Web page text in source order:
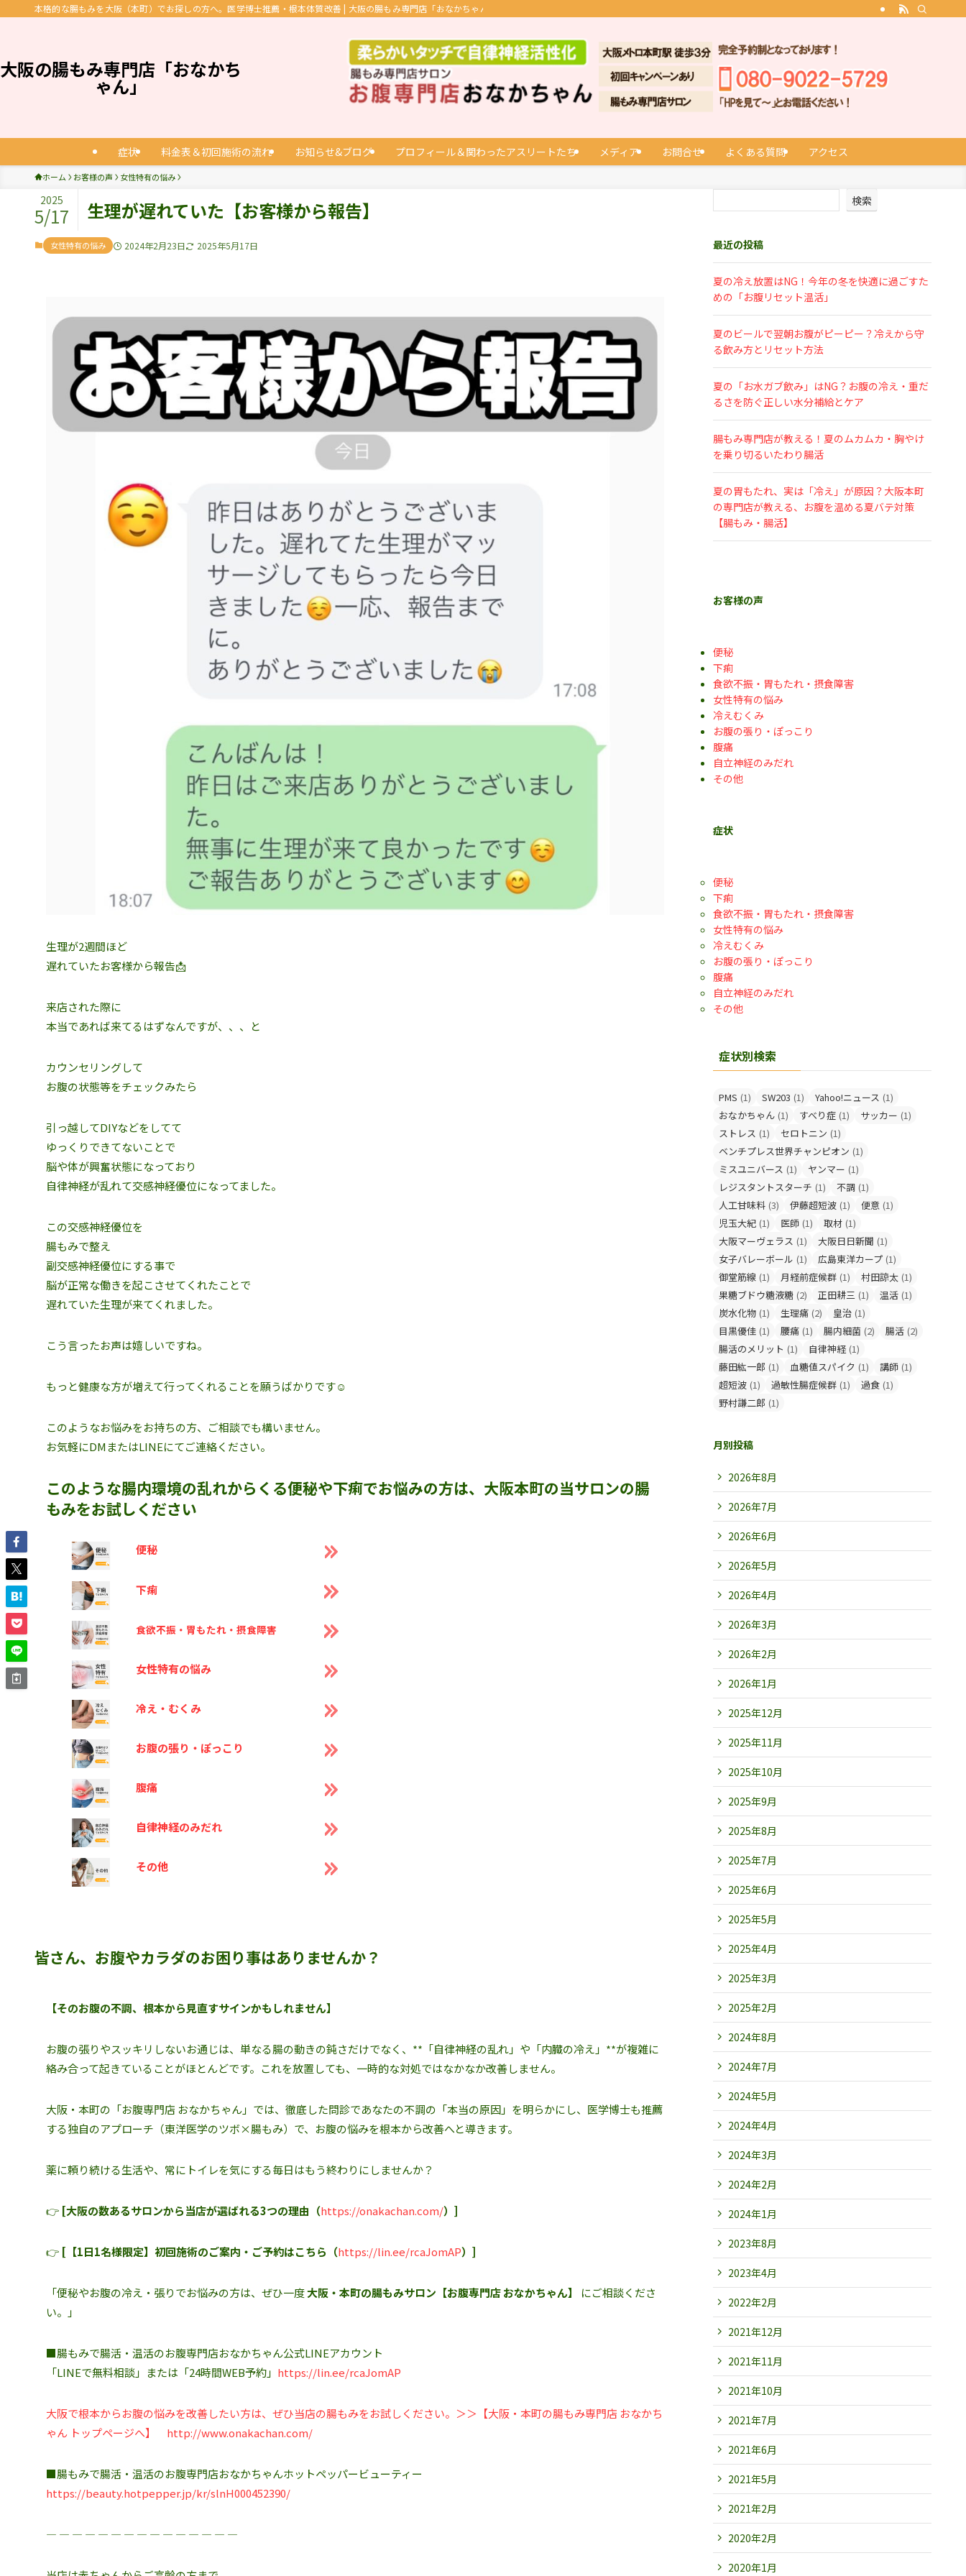
本格的な腸もみを大阪（本町）でお探しの方へ。医学博士推薦・根本体質改善 | 大阪の腸もみ専門店「おなかちゃん」
大阪の腸もみ専門店「おなかち
ゃん」
症状 料金表＆初回施術の流れ お知らせ&ブログ プロフィール＆関わったアスリートたち メディア お問合せ よくある質問 アクセス
ホーム お客様の声 女性特有の悩み
生理が遅れていた【お客様から報告】
2025
5/17
女性特有の悩み 2024年2月23日 2025年5月17日
生理が2週間ほど
遅れていたお客様から報告📩
来店された際に
本当であれば来てるはずなんですが、、、と
カウンセリングして
お腹の状態等をチェックみたら
引っ越してDIYなどをしてて
ゆっくりできてないことで
脳や体が興奮状態になっており
自律神経が乱れて交感神経優位になってました。
この交感神経優位を
腸もみで整え
副交感神経優位にする事で
脳が正常な働きを起こさせてくれたことで
遅れていた生理が来てくれました。
こう言ったお声は嬉しいですね。
もっと健康な方が増えて行ってくれることを願うばかりです☺️
このようなお悩みをお持ちの方、ご相談でも構いません。
お気軽にDMまたはLINEにてご連絡ください。
このような腸内環境の乱れからくる便秘や下痢でお悩みの方は、大阪本町の当サロンの腸
もみをお試しください
便秘
下痢
食欲不振・胃もたれ・摂食障害
女性特有の悩み
冷え・むくみ
お腹の張り・ぽっこり
腹痛
自律神経のみだれ
その他
皆さん、お腹やカラダのお困り事はありませんか？
【そのお腹の不調、根本から見直すサインかもしれません】
お腹の張りやスッキリしないお通じは、単なる腸の動きの鈍さだけでなく、**「自律神経の乱れ」や「内臓の冷え」**が複雑に
絡み合って起きていることがほとんどです。これを放置しても、一時的な対処ではなかなか改善しません。
大阪・本町の「お腹専門店 おなかちゃん」では、徹底した問診であなたの不調の「本当の原因」を明らかにし、医学博士も推薦
する独自のアプローチ（東洋医学のツボ×腸もみ）で、お腹の悩みを根本から改善へと導きます。
薬に頼り続ける生活や、常にトイレを気にする毎日はもう終わりにしませんか？
👉 [大阪の数あるサロンから当店が選ばれる3つの理由（https://onakachan.com/）]
👉 [【1日1名様限定】初回施術のご案内・ご予約はこちら（https://lin.ee/rcaJomAP）]
「便秘やお腹の冷え・張りでお悩みの方は、ぜひ一度大阪・本町の腸もみサロン【お腹専門店 おなかちゃん】
にご相談くださ
い。」
■腸もみで腸活・温活のお腹専門店おなかちゃん公式LINEアカウント‬
「LINEで無料相談」または「24時間WEB予約」 https://lin.ee/rcaJomAP
大阪で根本からお腹の悩みを改善したい方は、ぜひ当店の腸もみをお試しください。＞＞【大阪・本町の腸もみ専門店 おなかち
ゃん トップページへ】
http://www.onakachan.com/
■腸もみで腸活・温活のお腹専門店おなかちゃんホットペッパービューティー
https://beauty.hotpepper.jp/kr/slnH000452390/
― ― ― ― ― ― ― ― ― ― ― ― ― ― ―
検索
最近の投稿
夏の冷え放置はNG！今年の冬を快適に過ごすた
めの「お腹リセット温活」
夏のビールで翌朝お腹がピーピー？冷えから守
る飲み方とリセット方法
夏の「お水ガブ飲み」はNG？お腹の冷え・重だ
るさを防ぐ正しい水分補給とケア
腸もみ専門店が教える！夏のムカムカ・胸やけ
を乗り切るいたわり腸活
夏の胃もたれ、実は「冷え」が原因？大阪本町
の専門店が教える、お腹を温める夏バテ対策
【腸もみ・腸活】
お客様の声
便秘
下痢
食欲不振・胃もたれ・摂食障害
女性特有の悩み
冷えむくみ
お腹の張り・ぽっこり
腹痛
自立神経のみだれ
その他
症状
便秘
下痢
食欲不振・胃もたれ・摂食障害
女性特有の悩み
冷えむくみ
お腹の張り・ぽっこり
腹痛
自立神経のみだれ
その他
症状別検索
PMS (1) SW203 (1) Yahoo!ニュース (1)
おなかちゃん (1) すべり症 (1) サッカー (1)
ストレス (1) セロトニン (1)
ベンチプレス世界チャンピオン (1)
ミスユニバース (1) ヤンマー (1)
レジスタントスターチ (1) 不調 (1)
人工甘味料 (3) 伊藤超短波 (1) 便意 (1)
児玉大紀 (1) 医師 (1) 取材 (1)
大阪マーヴェラス (1) 大阪日日新聞 (1)
女子バレーボール (1) 広島東洋カープ (1)
御堂筋線 (1) 月経前症候群 (1) 村田諒太 (1)
果糖ブドウ糖液糖 (2) 正田耕三 (1) 温活 (1)
炭水化物 (1) 生理痛 (2) 皇治 (1)
目黒優佳 (1) 腰痛 (1) 腸内細菌 (2) 腸活 (2)
腸活のメリット (1) 自律神経 (1)
藤田紘一郎 (1) 血糖値スパイク (1) 講師 (1)
超短波 (1) 過敏性腸症候群 (1) 過食 (1)
野村謙二郎 (1)
月別投稿
2026年8月
2026年7月
2026年6月
2026年5月
2026年4月
2026年3月
2026年2月
2026年1月
2025年12月
2025年11月
2025年10月
2025年9月
2025年8月
2025年7月
2025年6月
2025年5月
2025年4月
2025年3月
2025年2月
2024年8月
2024年7月
2024年5月
2024年4月
2024年3月
2024年2月
2024年1月
2023年8月
2023年4月
2022年2月
2021年12月
2021年11月
2021年10月
2021年7月
2021年6月
2021年5月
2021年2月
2020年2月
2020年1月